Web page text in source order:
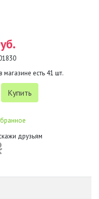
есть 41 шт.
друзьям